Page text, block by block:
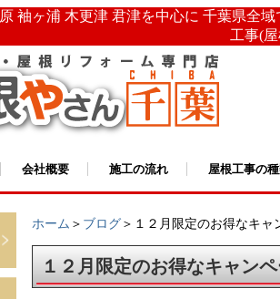
袖ヶ浦 木更津 君津を中心に 千葉県全
工事(
会社概要 施工の流れ 屋根工事の
ホーム ＞ ブログ ＞１２月限定のお得なキャ
１２月限定のお得なキャン